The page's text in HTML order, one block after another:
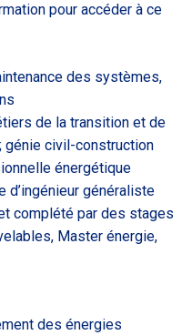
pour accéder à ce
des systèmes,
de la transition et de
génie civil-construction
énergétique
d’ingénieur généraliste
complété par des stages
Master énergie,
des énergies